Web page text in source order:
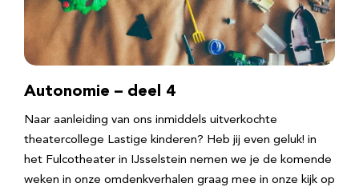
Autonomie – deel 4
Naar aanleiding van ons inmiddels uitverkochte
theatercollege Lastige kinderen? Heb jij even geluk! in
het Fulcotheater in IJsselstein nemen we je de komende
weken in onze omdenkverhalen graag mee in onze kijk op